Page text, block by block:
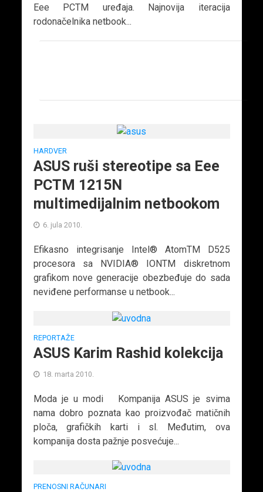
Eee PCTM uređaja. Najnovija iteracija
rodonačelnika netbook...
HARDVER
ASUS ruši stereotipe sa Eee
PCTM 1215N
multimedijalnim netbookom
6. jula 2010.
Efikasno integrisanje Intel® AtomTM D525
procesora sa NVIDIA® IONTM diskretnom
grafikom nove generacije obezbeđuje do sada
neviđene performanse u netbook...
REPORTAŽE
ASUS Karim Rashid kolekcija
18. marta 2010.
Moda je u modi Kompanija ASUS je svima
nama dobro poznata kao proizvođač matičnih
ploča, grafičkih karti i sl. Međutim, ova
kompanija dosta pažnje posvećuje...
PRENOSNI RAČUNARI